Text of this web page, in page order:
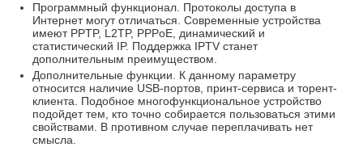
Программный функционал. Протоколы доступа в
Интернет могут отличаться. Современные устройства
имеют PPTP, L2TP, PPPoE, динамический и
статистический IP. Поддержка IPTV станет
дополнительным преимуществом.
Дополнительные функции. К данному параметру
относится наличие USB-портов, принт-сервиса и торент-
клиента. Подобное многофункциональное устройство
подойдет тем, кто точно собирается пользоваться этими
свойствами. В противном случае переплачивать нет
смысла.